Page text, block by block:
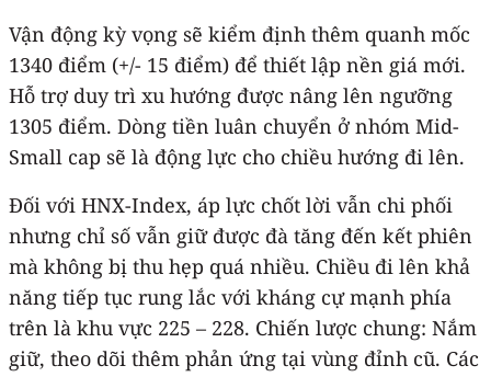
Vận động kỳ vọng sẽ kiểm định thêm quanh mốc
1340 điểm (+/- 15 điểm) để thiết lập nền giá mới.
Hỗ trợ duy trì xu hướng được nâng lên ngưỡng
1305 điểm. Dòng tiền luân chuyển ở nhóm Mid-
Small cap sẽ là động lực cho chiều hướng đi lên.
Đối với HNX-Index, áp lực chốt lời vẫn chi phối
nhưng chỉ số vẫn giữ được đà tăng đến kết phiên
mà không bị thu hẹp quá nhiều. Chiều đi lên khả
năng tiếp tục rung lắc với kháng cự mạnh phía
trên là khu vực 225 – 228. Chiến lược chung: Nắm
giữ, theo dõi thêm phản ứng tại vùng đỉnh cũ. Các